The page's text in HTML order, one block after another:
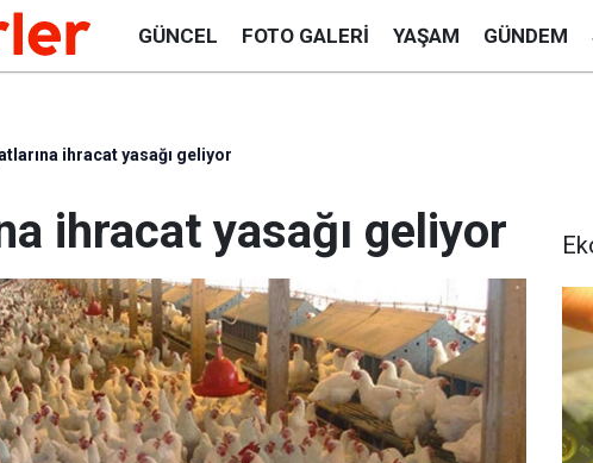
GÜNCEL FOTO GALERI YAŞAM GÜNDEM
ihracat yasağı geliyor
ihracat yasağı geliyor